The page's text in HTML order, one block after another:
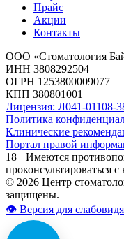
Прайс
Акции
Контакты
ООО «Стоматология
ИНН 3808292504
ОГРН 1253800009077
КПП 380801001
Лицензия: Л041-01108-
Политика
Клинические
Портал правой
18+ Имеются
проконсультироваться с
© 2026 Центр
защищены.
👁 Версия для